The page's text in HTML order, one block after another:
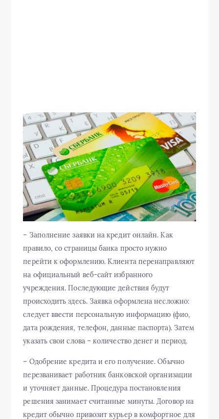
– Заполнение заявки на кредит онлайн. Как
правило, со страницы банка просто нужно
перейти к оформлению. Клиента перенаправляют
на официальный веб-сайт избранного
учреждения. Последующие действия будут
происходить здесь. Заявка оформлена несложно:
следует ввести персональную информацию (фио,
дата рождения, телефон, данные паспорта). Затем
указать свои слова – количество денег и период.
– Одобрение кредита и его получение. Обычно
перезванивает работник банковской организации
и уточняет данные. Процедура постановления
решения занимает считанные минуты. Договор на
кредит обычно привозит курьер в комфортное для